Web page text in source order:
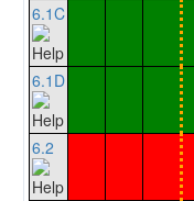
6.1C
6.1D
6.2